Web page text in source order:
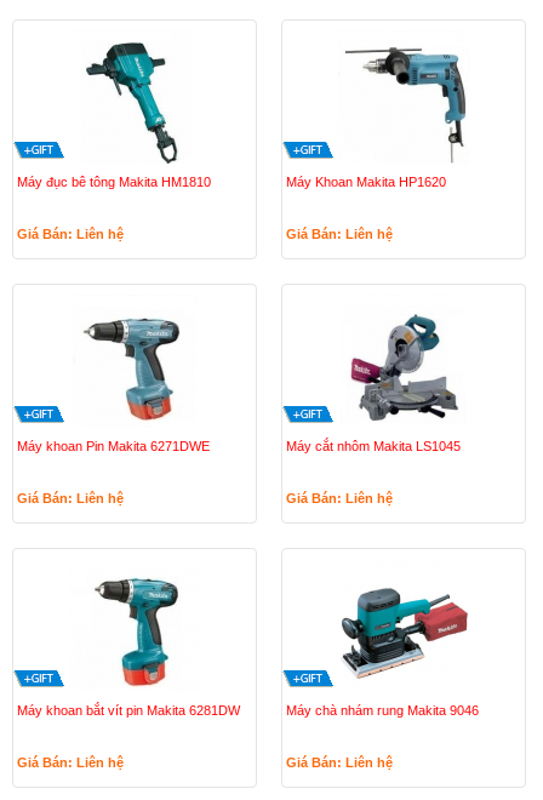
Máy đục bê tông Makita HM1810
Giá Bán: Liên hệ
Máy Khoan Makita HP1620
Giá Bán: Liên hệ
Máy khoan Pin Makita 6271DWE
Giá Bán: Liên hệ
Máy cắt nhôm Makita LS1045
Giá Bán: Liên hệ
Máy khoan bắt vít pin Makita 6281DW
Giá Bán: Liên hệ
Máy chà nhám rung Makita 9046
Giá Bán: Liên hệ